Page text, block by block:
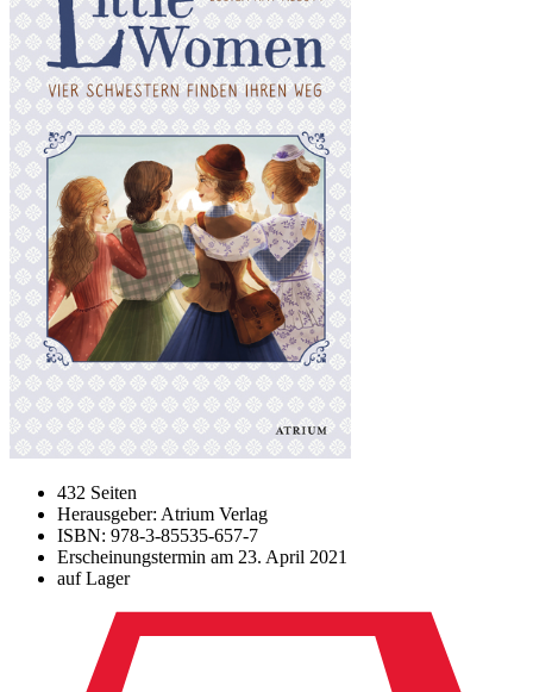
432 Seiten
Herausgeber: Atrium Verlag
ISBN: 978-3-85535-657-7
Erscheinungstermin am 23. April 2021
auf Lager